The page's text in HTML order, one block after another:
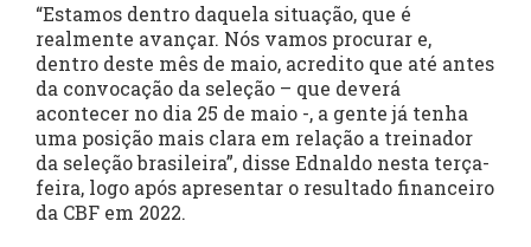
“Estamos dentro daquela situação, que é
realmente avançar. Nós vamos procurar e,
dentro deste mês de maio, acredito que até antes
da convocação da seleção – que deverá
acontecer no dia 25 de maio -, a gente já tenha
uma posição mais clara em relação a treinador
da seleção brasileira”, disse Ednaldo nesta terça-
feira, logo após apresentar o resultado financeiro
da CBF em 2022.